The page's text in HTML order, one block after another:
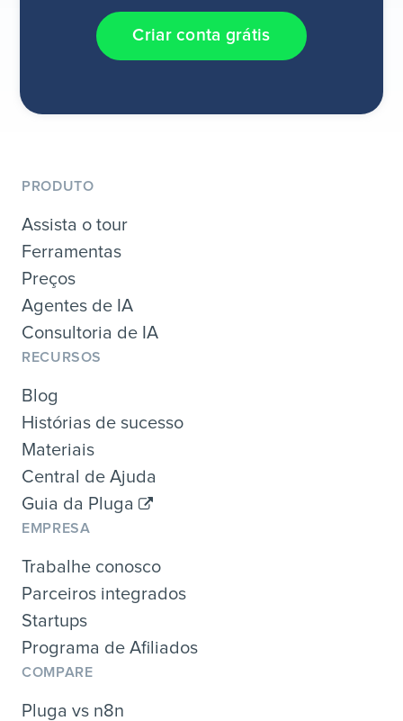
Criar conta grátis
PRODUTO
Assista o tour
Ferramentas
Preços
Agentes de IA
Consultoria de IA
RECURSOS
Blog
Histórias de sucesso
Materiais
Central de Ajuda
Guia da Pluga
EMPRESA
Trabalhe conosco
Parceiros integrados
Startups
Programa de Afiliados
COMPARE
Pluga vs n8n